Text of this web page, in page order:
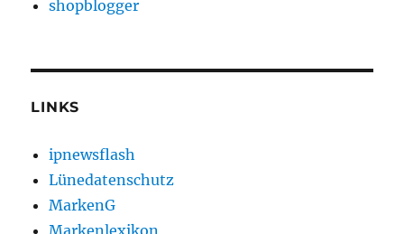
shopblogger
LINKS
ipnewsflash
Lünedatenschutz
MarkenG